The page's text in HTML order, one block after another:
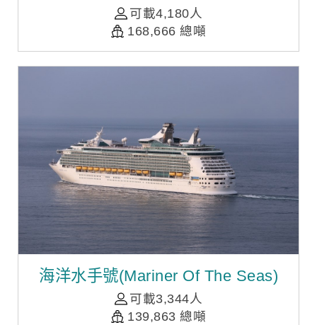
可載4,180人
168,666 總噸
海洋水手號(Mariner Of The Seas)
可載3,344人
139,863 總噸